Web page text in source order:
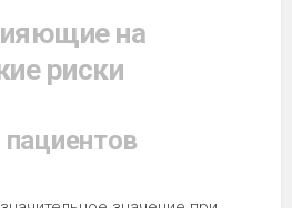
на
риски